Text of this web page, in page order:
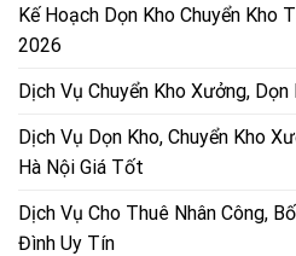
Kế Hoạch Dọn Kho Chuyển Kho
2026
Dịch Vụ Chuyển Kho Xưởng,
Dịch Vụ Dọn Kho, Chuyển Kho
Hà Nội Giá Tốt
Dịch Vụ Cho Thuê Nhân Công,
Đình Uy Tín